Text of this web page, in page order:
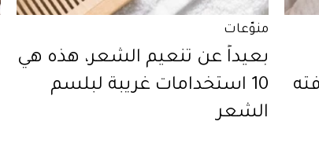
منوّعات
بعيداً عن تنعيم الشعر، هذه هي
10 استخدامات غريبة لبلسم
الشعر